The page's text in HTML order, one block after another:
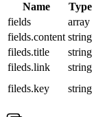
Name Type
fields
array
fields.content string
fileds.title
string
fileds.link
string
fileds.key
string